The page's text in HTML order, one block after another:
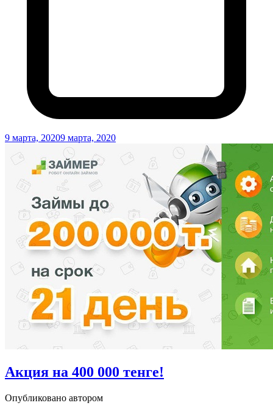
9 марта, 20209 марта, 2020
Акция на 400 000 тенге!
Опубликовано автором